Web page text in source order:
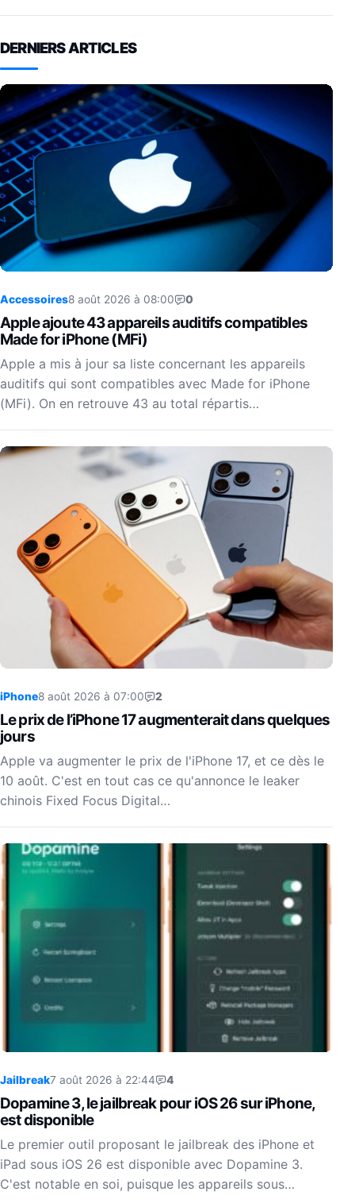
DERNIERS ARTICLES
Accessoires8 août 2026 à 08:00 0
Apple ajoute 43 appareils auditifs compatibles
Made for iPhone (MFi)
Apple a mis à jour sa liste concernant les appareils
auditifs qui sont compatibles avec Made for iPhone
(MFi). On en retrouve 43 au total répartis…
iPhone8 août 2026 à 07:00 2
Le prix de l’iPhone 17 augmenterait dans quelques
jours
Apple va augmenter le prix de l'iPhone 17, et ce dès le
10 août. C'est en tout cas ce qu'annonce le leaker
chinois Fixed Focus Digital…
Jailbreak7 août 2026 à 22:44 4
Dopamine 3, le jailbreak pour iOS 26 sur iPhone,
est disponible
Le premier outil proposant le jailbreak des iPhone et
iPad sous iOS 26 est disponible avec Dopamine 3.
C'est notable en soi, puisque les appareils sous…